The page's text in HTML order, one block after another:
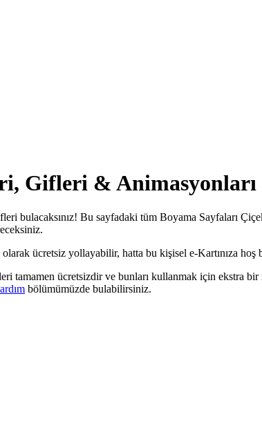
Gifleri & Animasyonları
bulacaksınız! Bu sayfadaki tüm Boyama Sayfaları
ücretsiz yollayabilir, hatta bu kişisel e-Kartınıza
ücretsizdir ve bunları kullanmak için ekstra bir
bölümümüzde bulabilirsiniz.